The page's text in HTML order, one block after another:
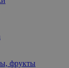
фрукты